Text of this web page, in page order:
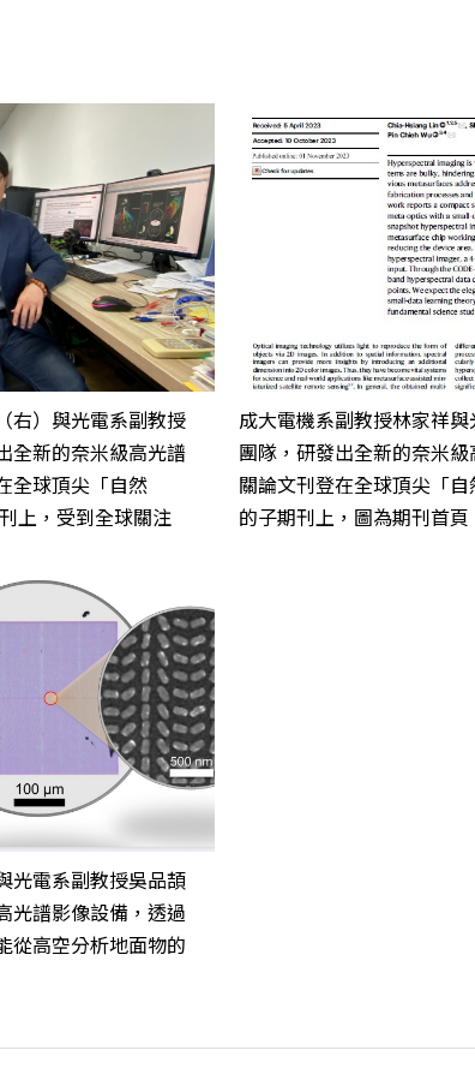
右）與光電系副教授
全新的奈米級高光譜
全球頂尖「自然
上，受到全球關注
成大電機系副教授林家祥
團隊，研發出全新的奈米
關論文刊登在全球頂尖「
的子期刊上，圖為期刊首頁
光電系副教授吳品頡
光譜影像設備，透過
從高空分析地面物的